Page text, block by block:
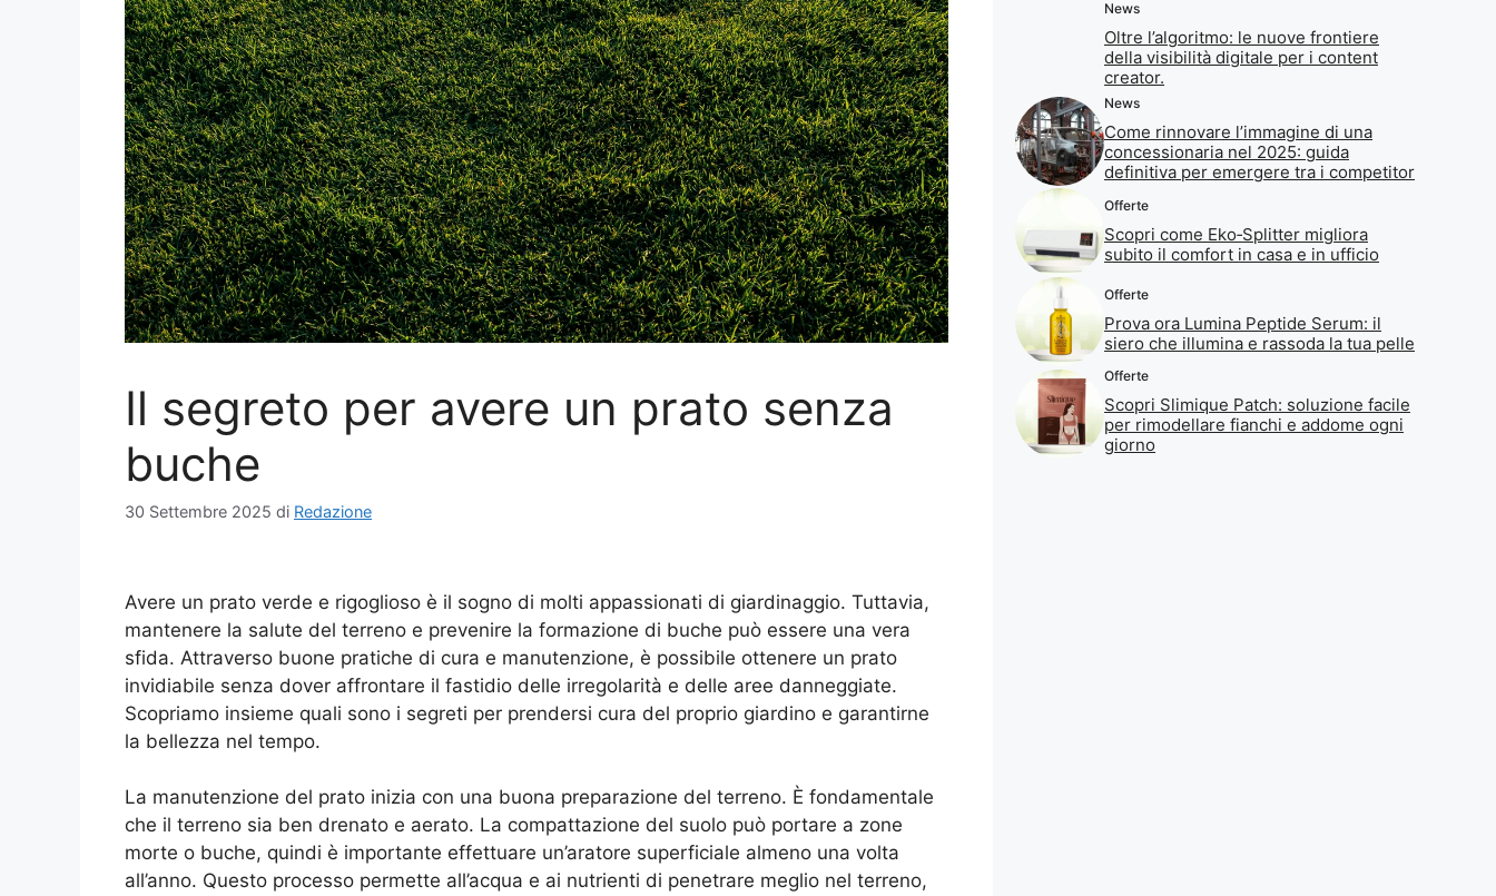
Il segreto per avere un prato senza
buche
30 Settembre 2025 di Redazione
Avere un prato verde e rigoglioso è il sogno di molti appassionati di giardinaggio. Tuttavia,
mantenere la salute del terreno e prevenire la formazione di buche può essere una vera
sfida. Attraverso buone pratiche di cura e manutenzione, è possibile ottenere un prato
invidiabile senza dover affrontare il fastidio delle irregolarità e delle aree danneggiate.
Scopriamo insieme quali sono i segreti per prendersi cura del proprio giardino e garantirne
la bellezza nel tempo.
La manutenzione del prato inizia con una buona preparazione del terreno. È fondamentale
che il terreno sia ben drenato e aerato. La compattazione del suolo può portare a zone
morte o buche, quindi è importante effettuare un’aratore superficiale almeno una volta
all’anno. Questo processo permette all’acqua e ai nutrienti di penetrare meglio nel terreno,
News
Oltre l’algoritmo: le nuove frontiere
della visibilità digitale per i content
creator.
News
Come rinnovare l’immagine di una
concessionaria nel 2025: guida
definitiva per emergere tra i competitor
Offerte
Scopri come Eko‑Splitter migliora
subito il comfort in casa e in ufficio
Offerte
Prova ora Lumina Peptide Serum: il
siero che illumina e rassoda la tua pelle
Offerte
Scopri Slimique Patch: soluzione facile
per rimodellare fianchi e addome ogni
giorno